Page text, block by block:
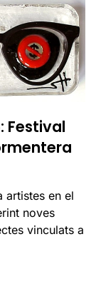
Festival
artistes en el
noves
vinculats a